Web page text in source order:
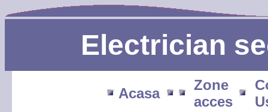
Electrician
Acasa
Zone
acces